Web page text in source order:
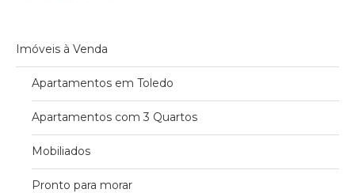
Imóveis à Venda
Apartamentos em Toledo
Apartamentos com 3 Quartos
Mobiliados
Pronto para morar